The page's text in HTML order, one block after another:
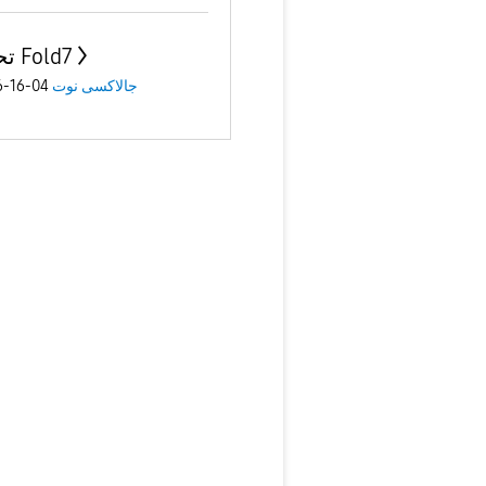
تحديث Fold7
جالاكسى نوت 04-16-2026